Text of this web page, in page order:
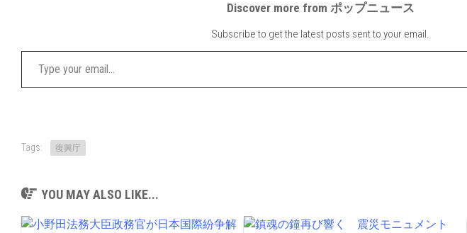
Discover more from ポップニュース
Subscribe to get the latest posts sent to your email.
Type your email…
Tags: 復興庁
YOU MAY ALSO LIKE...